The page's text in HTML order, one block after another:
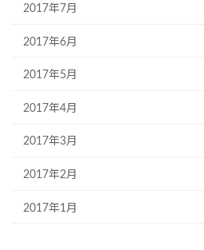
2017年7月
2017年6月
2017年5月
2017年4月
2017年3月
2017年2月
2017年1月